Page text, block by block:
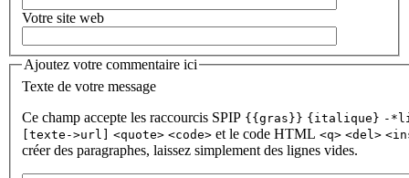
Votre site web
Ajoutez votre commentaire ici
Texte de votre message
Ce champ accepte les raccourcis SPIP {{gras}} {italique} -
[texte->url] <quote> <code> et le code HTML <q> <del>
créer des paragraphes, laissez simplement des lignes vides.